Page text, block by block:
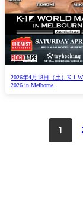
2026年4月18日（土）K-1
2026 in Melborne
1